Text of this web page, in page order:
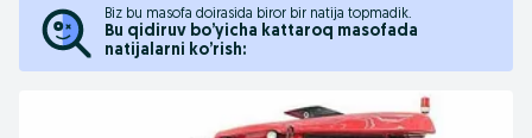
Biz bu masofa doirasida biror bir natija topmadik.
Bu qidiruv bo’yicha kattaroq masofada
natijalarni ko’rish: